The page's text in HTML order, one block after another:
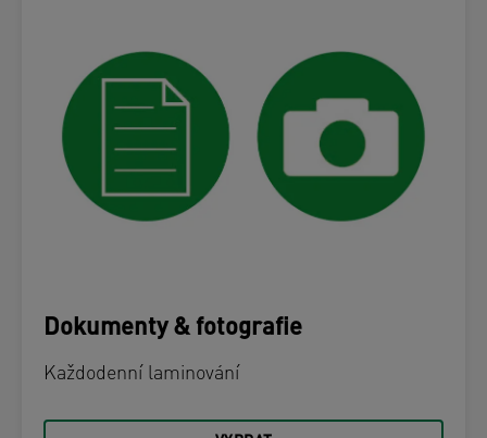
Dokumenty & fotografie
Každodenní laminování